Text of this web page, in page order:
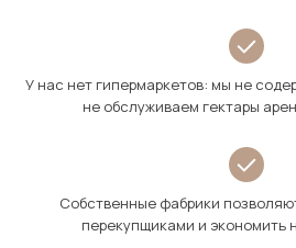
У нас нет гипермаркетов: мы не
не обслуживаем гектары
Собственные фабрики
перекупщиками и экономить